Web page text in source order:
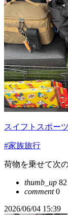
スイフトスポー
#家族旅行
荷物を乗せて次
thumb_up 82
comment0
2026/06/04 15:39